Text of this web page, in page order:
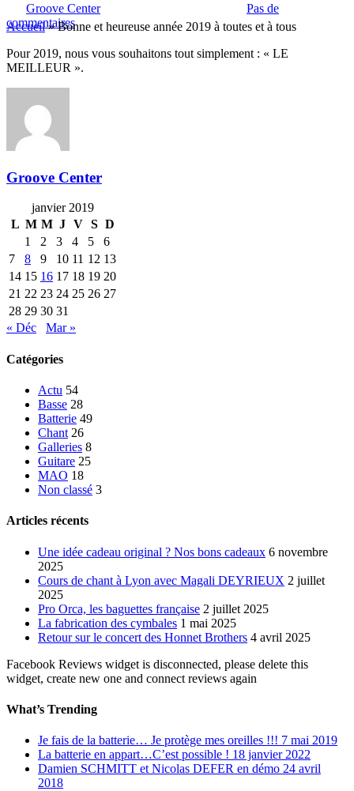
Groove Center8 janvier 2019
Pas de
commentaires
Accueil»Bonne et heureuse année 2019 à toutes et à tous
Pour 2019, nous vous souhaitons tout simplement : « LE
MEILLEUR ».
Groove Center
janvier 2019
L M M J V S D
1
2 3 4 5
6
7
8 9 10 11 12 13
14 15 16 17 18 19 20
21 22 23 24 25 26 27
28 29 30 31
« Déc
Mar »
Catégories
Actu 54
Basse 28
Batterie 49
Chant 26
Galleries 8
Guitare 25
MAO 18
Non classé 3
Articles récents
Une idée cadeau original ? Nos bons cadeaux 6 novembre
2025
Cours de chant à Lyon avec Magali DEYRIEUX 2 juillet
2025
Pro Orca, les baguettes française 2 juillet 2025
La fabrication des cymbales 1 mai 2025
Retour sur le concert des Honnet Brothers 4 avril 2025
Facebook Reviews widget is disconnected, please delete this
widget, create new one and connect reviews again
What’s Trending
Je fais de la batterie… Je protège mes oreilles !!! 7 mai 2019
La batterie en appart…C’est possible ! 18 janvier 2022
Damien SCHMITT et Nicolas DEFER en démo 24 avril
2018